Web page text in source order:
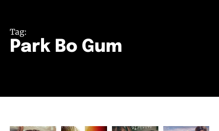
Tag:
Park Bo Gum